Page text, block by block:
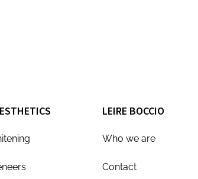
LEIRE BOCCIO
Who we are
Contact